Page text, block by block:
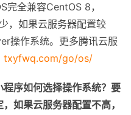
全兼容CentOS 8，
，如果云服务器配置较
操作系统。更多腾讯云服
txyfwq.com/go/os/
序如何选择操作系统？要
如果云服务器配置不高，